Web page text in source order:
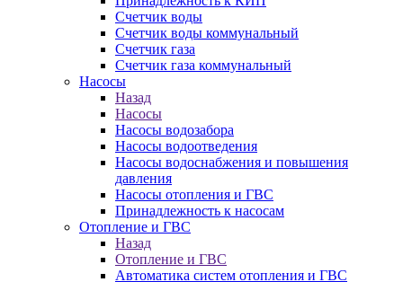
Счетчик воды
Счетчик воды коммунальный
Счетчик газа
Счетчик газа коммунальный
Насосы
Назад
Насосы
Насосы водозабора
Насосы водоотведения
Насосы водоснабжения и повышения
давления
Насосы отопления и ГВС
Принадлежность к насосам
Отопление и ГВС
Назад
Отопление и ГВС
Автоматика систем отопления и ГВС